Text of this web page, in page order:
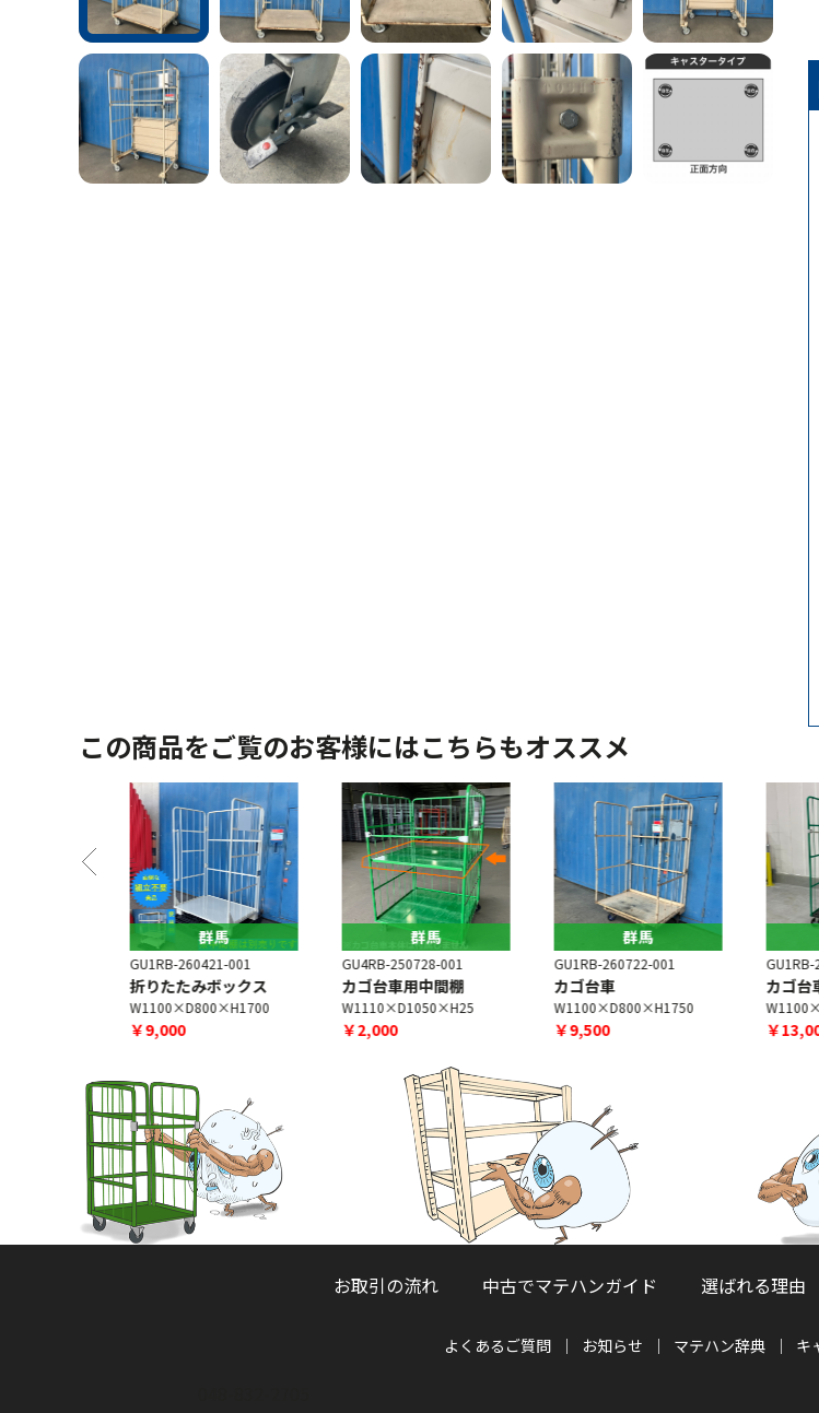
この商品をご覧のお客様にはこちらもオススメ
群馬
GU1RB-260421-001
折りたたみボックス
W1100×D800×H1700
￥9,000
群馬
GU4RB-250728-001
カゴ台車用中間棚
W1110×D1050×H25
￥2,000
群馬
GU1RB-260722-001
カゴ台車
W1100×D800×H1750
￥9,500
GU1RB-
カゴ台車
￥
お取引の流れ 中古でマテハンガイド 選ばれる理由
よくあるご質問 お知らせ マテハン辞典 キ